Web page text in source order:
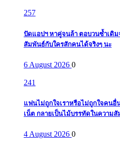
257
ปัดแอปฯ หาคู่จนล้า ตอบวนซ้ำเดิม
สัมพันธ์กับใครสักคนได้จริงๆ นะ
6 August 2026 0
241
แฟนไม่ถูกใจเราหรือไม่ถูกใจคนอื่น
เน็ต กลายเป็นไม้บรรทัดในความสั
4 August 2026 0